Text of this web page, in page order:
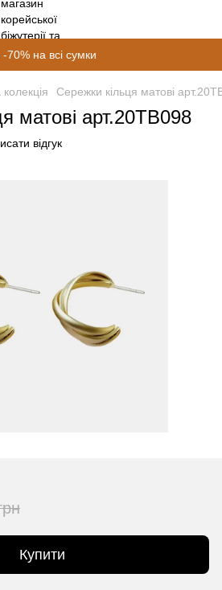
-70% на всі сумки
колекція Сережки кільця матові
матові арт.20TB098
відгук
Купити